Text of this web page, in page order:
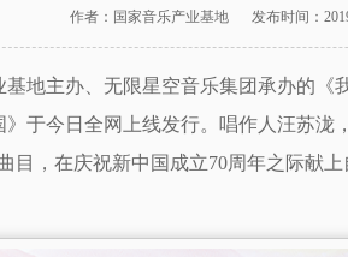
作者： 国家音乐产业基地 发布时间：
基地主办、无限星空音乐集团承办的
于今日全网上线发行。唱作人汪苏泷
目，在庆祝新中国成立70周年之际献